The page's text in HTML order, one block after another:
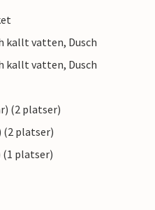
kallt vatten, Dusch
kallt vatten, Dusch
(2 platser)
(2 platser)
(1 platser)